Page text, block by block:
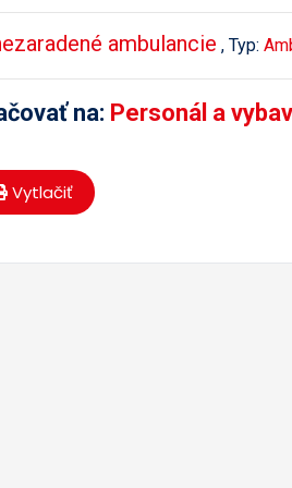
ambulancie , Typ:
na: Personál a
Vytlačiť